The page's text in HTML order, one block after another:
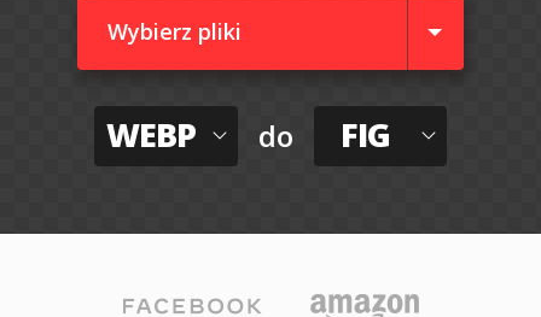
Wybierz pliki
WEBP do FIG